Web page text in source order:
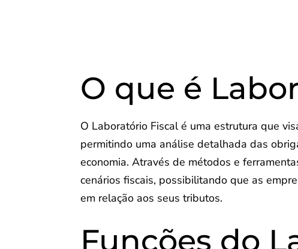
O que é
O Laboratório Fiscal é uma estrutura que
permitindo uma análise detalhada das
economia. Através de métodos e
cenários fiscais, possibilitando que as
em relação aos seus tributos.
Funções do